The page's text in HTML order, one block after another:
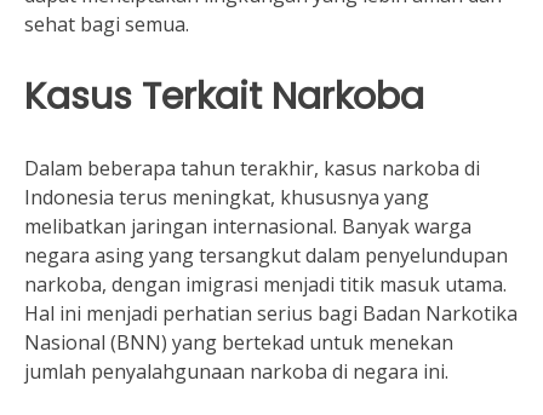
sehat bagi semua.
Kasus Terkait Narkoba
Dalam beberapa tahun terakhir, kasus narkoba di
Indonesia terus meningkat, khususnya yang
melibatkan jaringan internasional. Banyak warga
negara asing yang tersangkut dalam penyelundupan
narkoba, dengan imigrasi menjadi titik masuk utama.
Hal ini menjadi perhatian serius bagi Badan Narkotika
Nasional (BNN) yang bertekad untuk menekan
jumlah penyalahgunaan narkoba di negara ini.